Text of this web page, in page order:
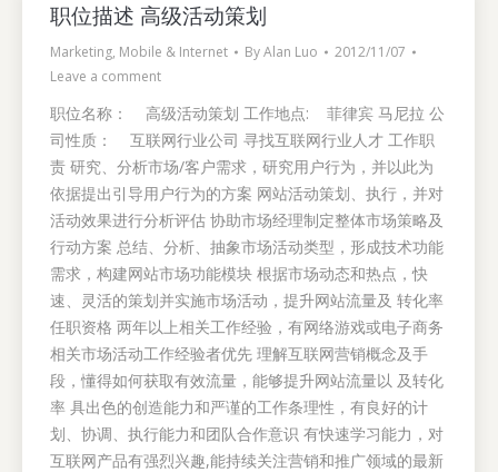
职位描述 高级活动策划
Marketing, Mobile & Internet ByAlan Luo
2012/11/07
Leave a comment
职位名称： 高级活动策划 工作地点: 菲律宾 马尼拉 公
司性质： 互联网行业公司 寻找互联网行业人才 工作职
责 研究、分析市场/客户需求，研究用户行为，并以此为
依据提出引导用户行为的方案 网站活动策划、执行，并对
活动效果进行分析评估 协助市场经理制定整体市场策略及
行动方案 总结、分析、抽象市场活动类型，形成技术功能
需求，构建网站市场功能模块 根据市场动态和热点，快
速、灵活的策划并实施市场活动，提升网站流量及 转化率
任职资格 两年以上相关工作经验，有网络游戏或电子商务
相关市场活动工作经验者优先 理解互联网营销概念及手
段，懂得如何获取有效流量，能够提升网站流量以 及转化
率 具出色的创造能力和严谨的工作条理性，有良好的计
划、协调、执行能力和团队合作意识 有快速学习能力，对
互联网产品有强烈兴趣,能持续关注营销和推广领域的最新